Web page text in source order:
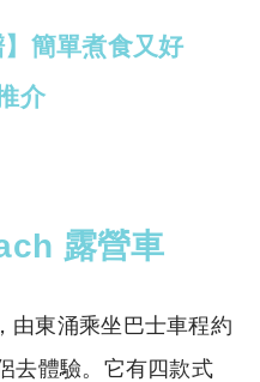
簡單煮食又好
介
露營車
由東涌乘坐巴士車程約
去體驗。它有四款式